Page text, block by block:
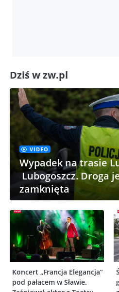
Dziś w zw.pl
VIDEO
Wypadek na trasie
Lubogoszcz. Droga
zamknięta
Koncert „Francja Elegancja”
pod pałacem w Sławie.